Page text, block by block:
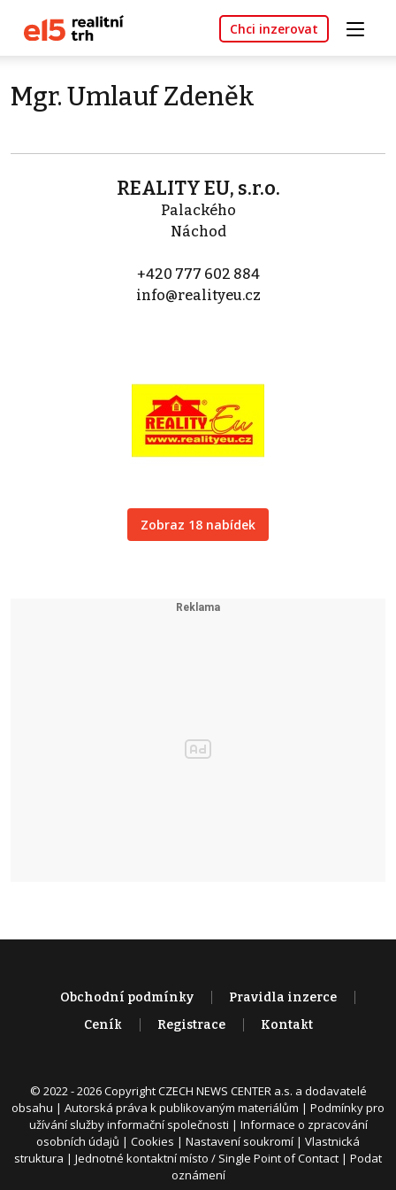
Chci inzerovat
Mgr. Umlauf Zdeněk
REALITY EU, s.r.o.
Palackého
Náchod
+420 777 602 884
info@realityeu.cz
Zobraz 18 nabídek
Obchodní podmínky
Pravidla inzerce
Ceník
Registrace Kontakt
© 2022 - 2026 Copyright CZECH NEWS CENTER a.s. a dodavatelé
obsahu | Autorská práva k publikovaným materiálům | Podmínky pro
užívání služby informační společnosti | Informace o zpracování
osobních údajů | Cookies | Nastavení soukromí | Vlastnická
struktura | Jednotné kontaktní místo / Single Point of Contact | Podat
oznámení